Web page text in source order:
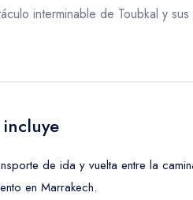
interminable de Toubkal y
de ida y vuelta entre la
en Marrakech.